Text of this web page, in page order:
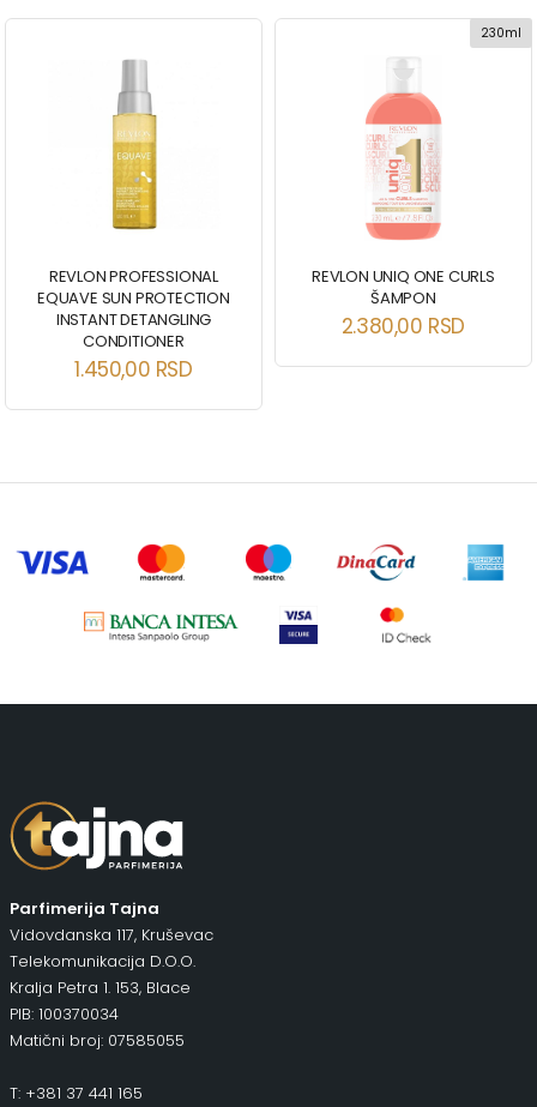
REVLON PROFESSIONAL
EQUAVE SUN PROTECTION
INSTANT DETANGLING
CONDITIONER
1.450,00 RSD
230ml
REVLON UNIQ ONE CURLS
ŠAMPON
2.380,00 RSD
Parfimerija Tajna
Vidovdanska 117, Kruševac
Telekomunikacija D.O.O.
Kralja Petra 1. 153, Blace
PIB: 100370034
Matični broj: 07585055
T: +381 37 441 165